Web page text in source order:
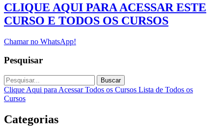
CLIQUE AQUI PARA ACESSAR ESTE
CURSO E TODOS OS CURSOS
Chamar no WhatsApp!
Pesquisar
Buscar
Clique Aqui para Acessar Todos os Cursos Lista de Todos os
Cursos
Categorias